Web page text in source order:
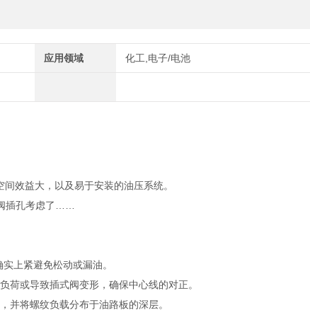
应用领域 化工,电子/电池
效益大，以及易于安装的油压系统。
插孔考虑了……
上紧避免松动或漏油。
荷或导致插式阀变形，确保中心线的对正。
并将螺纹负载分布于油路板的深层。